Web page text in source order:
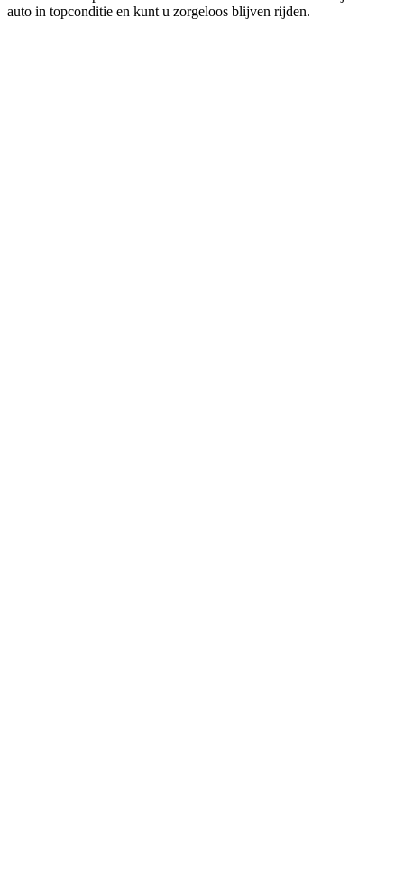
auto in topconditie en kunt u zorgeloos blijven rijden.